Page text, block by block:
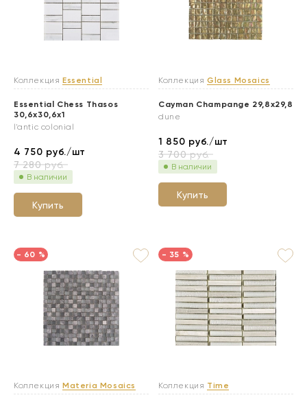
Коллекция Essential
Essential Chess Thasos
30,6x30,6x1
l'antic colonial
4 750 руб./шт
7 280руб.
В наличии
Купить
Коллекция Glass Mosaics
Cayman Champange 29,8x29,8
dune
1 850 руб./шт
3 700руб.
В наличии
Купить
- 60 %
Коллекция Materia Mosaics
- 35 %
Коллекция Time